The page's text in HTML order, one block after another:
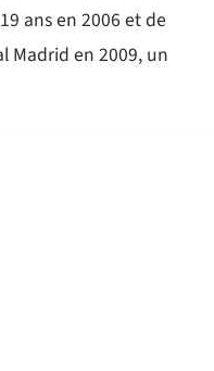
ans en 2006 et de
Madrid en 2009, un